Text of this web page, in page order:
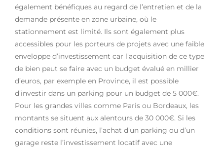
également bénéfiques au regard de l’entretien et de la
demande présente en zone urbaine, où le
stationnement est limité. Ils sont également plus
accessibles pour les porteurs de projets avec une faible
enveloppe d’investissement car l’acquisition de ce type
de bien peut se faire avec un budget évalué en millier
d’euros, par exemple en Province, il est possible
d’investir dans un parking pour un budget de 5 000€.
Pour les grandes villes comme Paris ou Bordeaux, les
montants se situent aux alentours de 30 000€. Si les
conditions sont réunies, l’achat d’un parking ou d’un
garage reste l’investissement locatif avec une